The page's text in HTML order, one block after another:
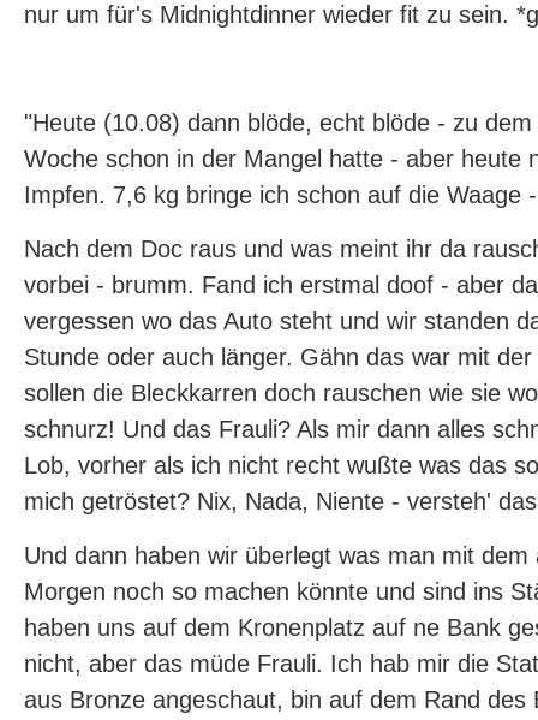
nur um für's Midnightdinner wieder fit zu sein.
"Heute (10.08) dann blöde, echt blöde - zu
Woche schon in der Mangel hatte - aber heute
Impfen. 7,6 kg bringe ich schon auf die Waage
Nach dem Doc raus und was meint ihr da
vorbei - brumm. Fand ich erstmal doof - aber
vergessen wo das Auto steht und wir standen
Stunde oder auch länger. Gähn das war mit
sollen die Bleckkarren doch rauschen wie sie
schnurz! Und das Frauli? Als mir dann alles
Lob, vorher als ich nicht recht wußte was das
mich getröstet? Nix, Nada, Niente - versteh'
Und dann haben wir überlegt was man mit dem
Morgen noch so machen könnte und sind ins
haben uns auf dem Kronenplatz auf ne Bank
nicht, aber das müde Frauli. Ich hab mir die
aus Bronze angeschaut, bin auf dem Rand des